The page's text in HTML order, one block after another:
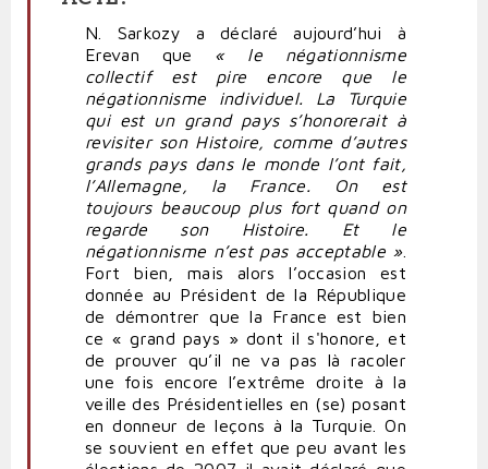
N. Sarkozy a déclaré aujourd’hui à
Erevan que « le négationnisme
collectif est pire encore que le
négationnisme individuel. La Turquie
qui est un grand pays s’honorerait à
revisiter son Histoire, comme d’autres
grands pays dans le monde l’ont fait,
l’Allemagne, la France. On est
toujours beaucoup plus fort quand on
regarde son Histoire. Et le
négationnisme n’est pas acceptable ».
Fort bien, mais alors l’occasion est
donnée au Président de la République
de démontrer que la France est bien
ce « grand pays » dont il s'honore, et
de prouver qu’il ne va pas là racoler
une fois encore l’extrême droite à la
veille des Présidentielles en (se) posant
en donneur de leçons à la Turquie. On
se souvient en effet que peu avant les